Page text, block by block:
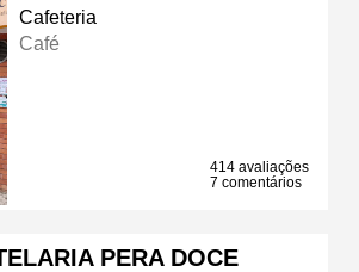
Cafeteria
Café
414 avaliações
7 comentários
PERA DOCE